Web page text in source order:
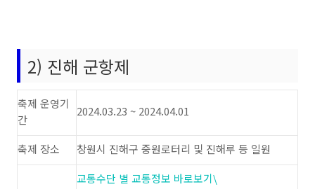
2) 진해 군항제
축제 운영기
간
2024.03.23 ~ 2024.04.01
축제 장소
창원시 진해구 중원로터리 및 진해루 등 일원
교통수단 별 교통정보 바로보기\